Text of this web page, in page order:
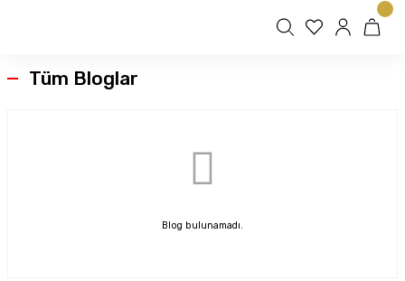
Tüm Bloglar
Blog bulunamadı.